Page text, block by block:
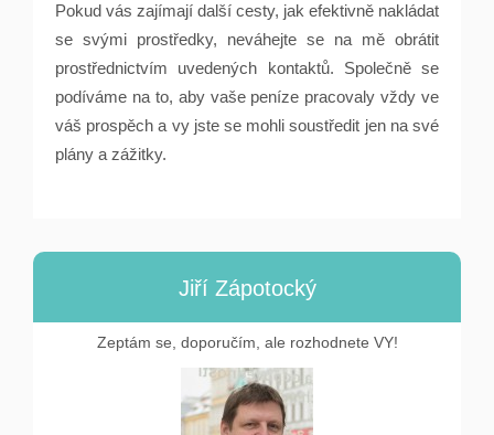
Pokud vás zajímají další cesty, jak efektivně nakládat
se svými prostředky, neváhejte se na mě obrátit
prostřednictvím uvedených kontaktů. Společně se
podíváme na to, aby vaše peníze pracovaly vždy ve
váš prospěch a vy jste se mohli soustředit jen na své
plány a zážitky.
Jiří Zápotocký
Zeptám se, doporučím, ale rozhodnete VY!